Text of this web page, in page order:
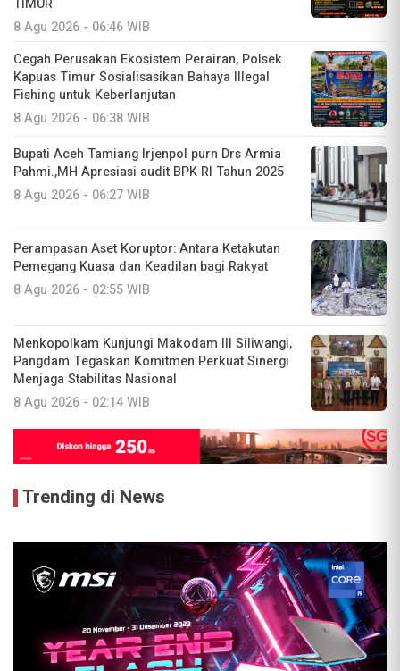
TIMUR
8 Agu 2026 - 06:46 WIB
Cegah Perusakan Ekosistem Perairan, Polsek
Kapuas Timur Sosialisasikan Bahaya Illegal
Fishing untuk Keberlanjutan
8 Agu 2026 - 06:38 WIB
Bupati Aceh Tamiang Irjenpol purn Drs Armia
Pahmi.,MH Apresiasi audit BPK RI Tahun 2025
8 Agu 2026 - 06:27 WIB
Perampasan Aset Koruptor: Antara Ketakutan
Pemegang Kuasa dan Keadilan bagi Rakyat
8 Agu 2026 - 02:55 WIB
Menkopolkam Kunjungi Makodam III Siliwangi,
Pangdam Tegaskan Komitmen Perkuat Sinergi
Menjaga Stabilitas Nasional
8 Agu 2026 - 02:14 WIB
Trending di News